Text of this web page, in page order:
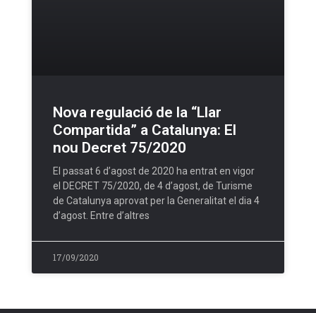
Nova regulació de la “Llar
Compartida” a Catalunya: El
nou Decret 75/2020
El passat 6 d’agost de 2020 ha entrat en vigor
el DECRET 75/2020, de 4 d’agost, de Turisme
de Catalunya aprovat per la Generalitat el dia 4
d’agost. Entre d’altres
17/09/2020